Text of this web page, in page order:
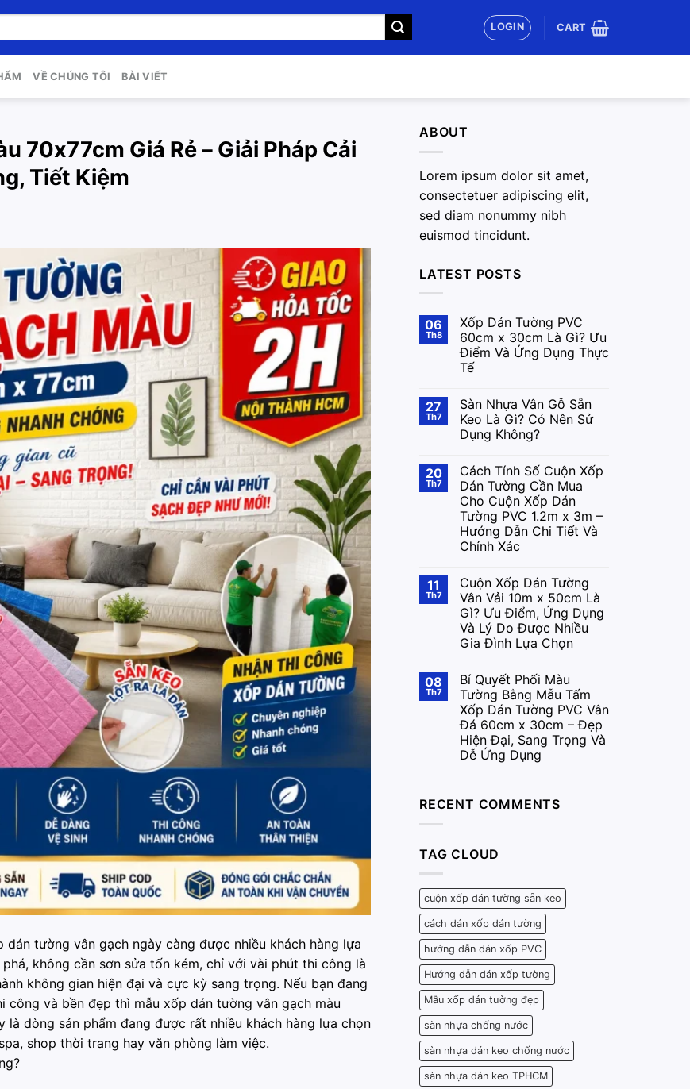
LOGIN CART
VỀ CHÚNG TÔI BÀI VIẾT
70x77cm Giá Rẻ – Giải Pháp Cải
Tiết Kiệm
tường vân gạch ngày càng được nhiều khách hàng lựa
không cần sơn sửa tốn kém, chỉ với vài phút thi công là
không gian hiện đại và cực kỳ sang trọng. Nếu bạn đang
và bền đẹp thì mẫu xốp dán tường vân gạch màu
dòng sản phẩm đang được rất nhiều khách hàng lựa chọn
shop thời trang hay văn phòng làm việc.
ABOUT
Lorem ipsum dolor sit amet,
consectetuer adipiscing elit,
sed diam nonummy nibh
euismod tincidunt.
LATEST POSTS
06
Th8
Xốp Dán Tường PVC
60cm x 30cm Là Gì? Ưu
Điểm Và Ứng Dụng Thực
Tế
27
Th7
Sàn Nhựa Vân Gỗ Sẵn
Keo Là Gì? Có Nên Sử
Dụng Không?
20
Th7
Cách Tính Số Cuộn Xốp
Dán Tường Cần Mua
Cho Cuộn Xốp Dán
Tường PVC 1.2m x 3m –
Hướng Dẫn Chi Tiết Và
Chính Xác
11
Th7
Cuộn Xốp Dán Tường
Vân Vải 10m x 50cm Là
Gì? Ưu Điểm, Ứng Dụng
Và Lý Do Được Nhiều
Gia Đình Lựa Chọn
08
Th7
Bí Quyết Phối Màu
Tường Bằng Mẫu Tấm
Xốp Dán Tường PVC Vân
Đá 60cm x 30cm – Đẹp
Hiện Đại, Sang Trọng Và
Dễ Ứng Dụng
RECENT COMMENTS
TAG CLOUD
cuộn xốp dán tường sẵn keo
cách dán xốp dán tường
hướng dẫn dán xốp PVC
Hướng dẫn dán xốp tường
Mẫu xốp dán tường đẹp
sàn nhựa chống nước
sàn nhựa dán keo chống nước
sàn nhựa dán keo TPHCM